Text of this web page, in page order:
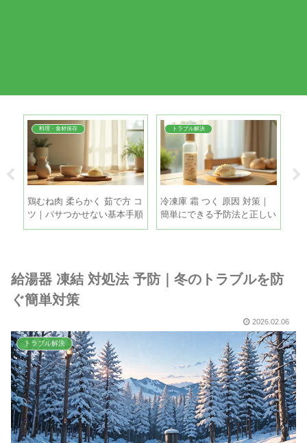
料理・食材保存
鶏むね肉 柔らかく 茹で方 コ
ツ｜パサつかせない基本手順
とちょい足しテク
トラブル解決
冷凍庫 霜 つく 原因 対策｜
簡単にできる予防法と正しい
霜取りの手順
給湯器 凍結 対処法 予防｜冬のトラブルを防
ぐ簡単対策
2026.02.06
トラブル解決